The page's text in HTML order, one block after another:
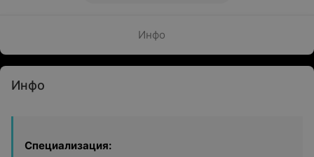
Инфо
Инфо
Специализация: